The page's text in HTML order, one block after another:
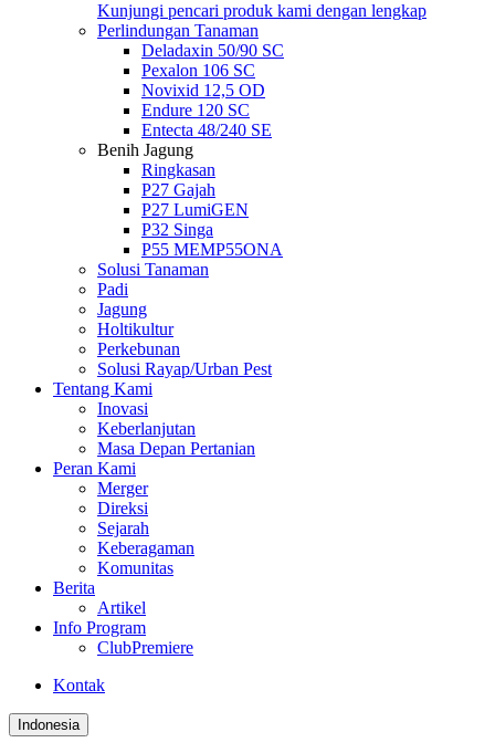
Kunjungi pencari produk kami dengan lengkap
Perlindungan Tanaman
Deladaxin 50/90 SC
Pexalon 106 SC
Novixid 12,5 OD
Endure 120 SC
Entecta 48/240 SE
Benih Jagung
Ringkasan
P27 Gajah
P27 LumiGEN
P32 Singa
P55 MEMP55ONA
Solusi Tanaman
Padi
Jagung
Holtikultur
Perkebunan
Solusi Rayap/Urban Pest
Tentang Kami
Inovasi
Keberlanjutan
Masa Depan Pertanian
Peran Kami
Merger
Direksi
Sejarah
Keberagaman
Komunitas
Berita
Artikel
Info Program
ClubPremiere
Kontak
Indonesia